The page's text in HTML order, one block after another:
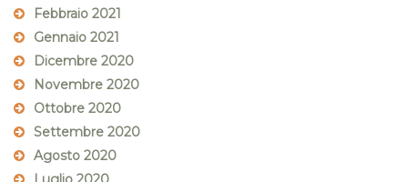
Febbraio 2021
Gennaio 2021
Dicembre 2020
Novembre 2020
Ottobre 2020
Settembre 2020
Agosto 2020